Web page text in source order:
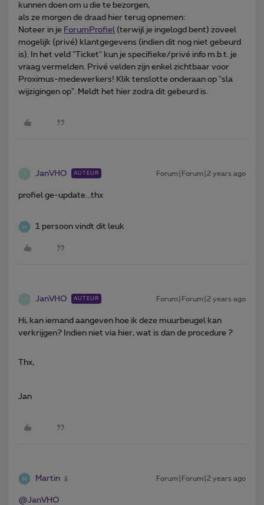
kunnen doen om u die te bezorgen,
als ze morgen de draad hier terug opnemen:
Noteer in je ForumProfiel (terwijl je ingelogd bent) zoveel
mogelijk (privé) klantgegevens (indien dit nog niet gebeurd
is). In het veld "Ticket" kun je specifieke/privé info m.b.t. je
vraag vermelden. Privé velden zijn enkel zichtbaar voor
Proximus-medewerkers! Klik tenslotte onderaan op "sla
wijzigingen op". Meldt het hier zodra dit gebeurd is.
J JanVHO AUTEUR Forum|Forum|2 years ago
profiel ge-update...thx
1 persoon vindt dit leuk
J JanVHO AUTEUR Forum|Forum|2 years ago
Hi, kan iemand aangeven hoe ik deze muurbeugel kan
verkrijgen? Indien niet via hier, wat is dan de procedure ?
Thx,
Jan
Martin Forum|Forum|2 years ago
@JanVHO